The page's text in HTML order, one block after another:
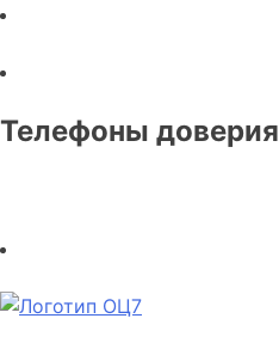
Телефоны доверия